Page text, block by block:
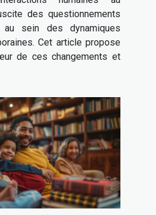
des questionnements
sein des dynamiques
Cet article propose
de ces changements et